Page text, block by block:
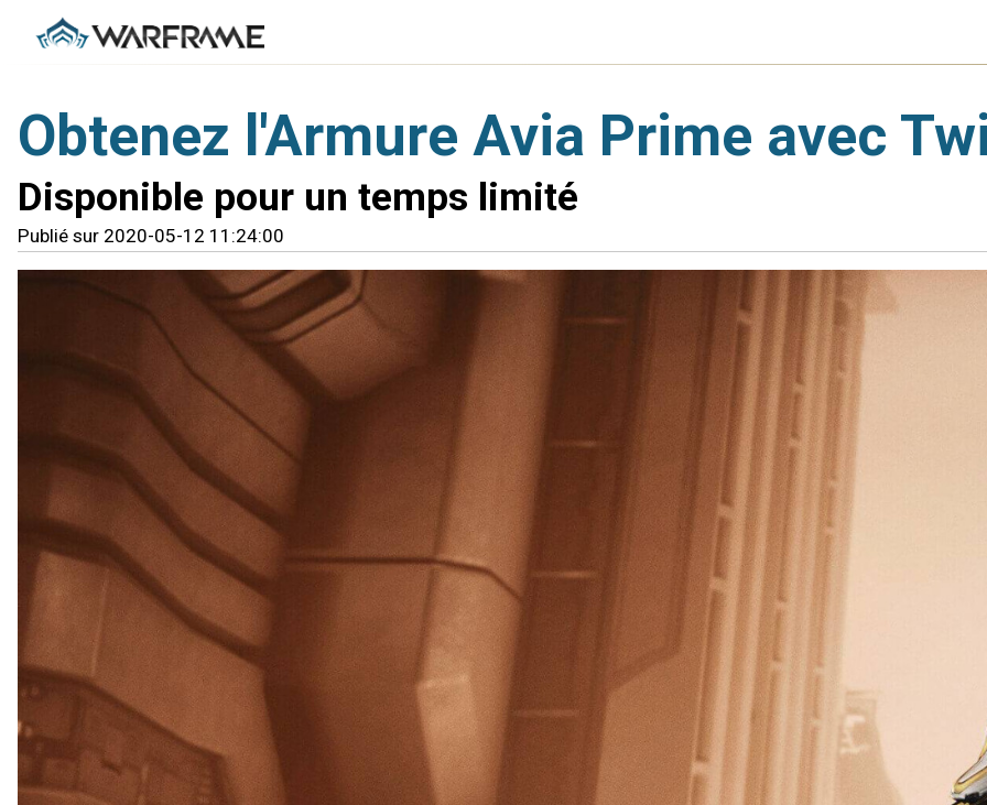
Obtenez l'Armure Avia Prime avec
Disponible pour un temps limité
Publié sur 2020-05-12 11:24:00